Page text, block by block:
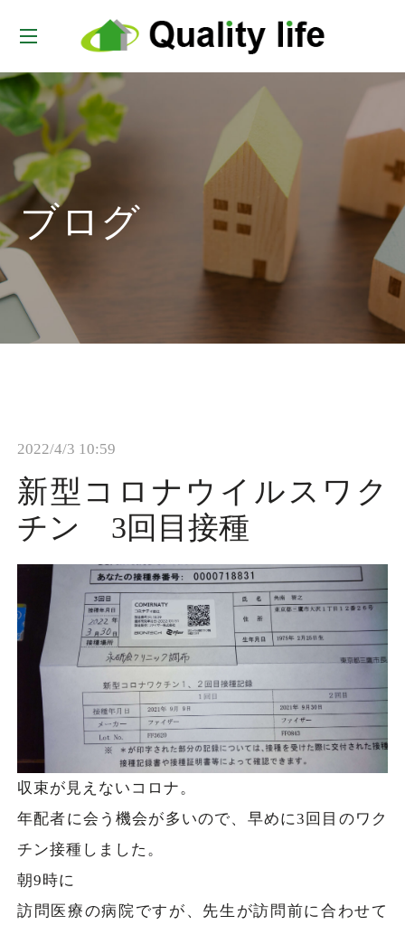
ブログ
2022/4/3 10:59
新型コロナウイルスワク
チン 3回目接種
収束が見えないコロナ。
年配者に会う機会が多いので、早めに3回目のワク
チン接種しました。
朝9時に
訪問医療の病院ですが、先生が訪問前に合わせて
t
o
g
l
n
a
i
i
o
n